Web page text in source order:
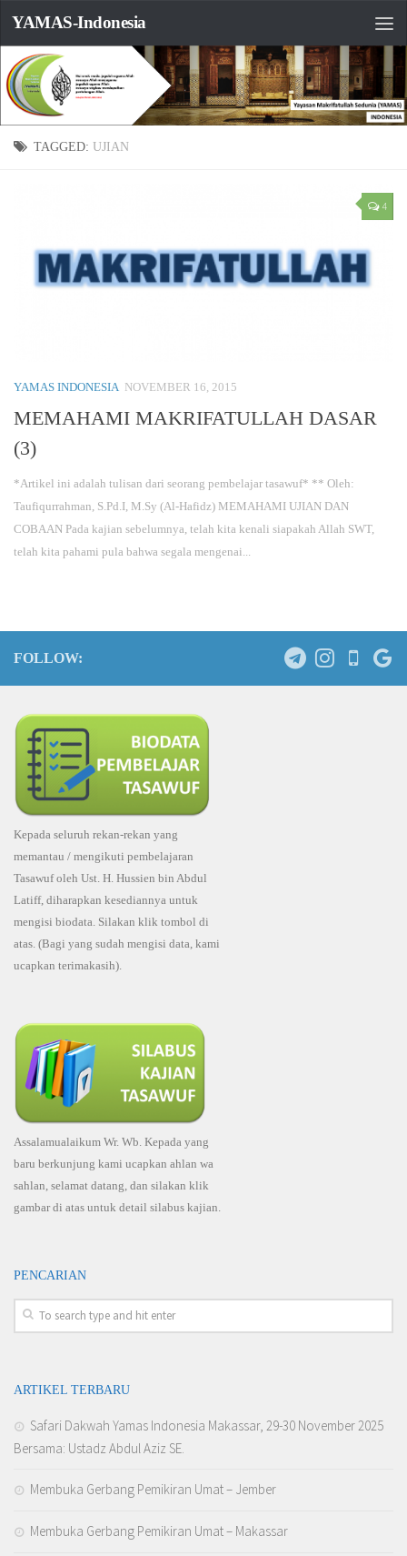
YAMAS-Indonesia
TAGGED: UJIAN
4
YAMAS INDONESIA NOVEMBER 16, 2015
MEMAHAMI MAKRIFATULLAH DASAR
(3)
*Artikel ini adalah tulisan dari seorang pembelajar tasawuf* ** Oleh:
Taufiqurrahman, S.Pd.I, M.Sy (Al-Hafidz) MEMAHAMI UJIAN DAN
COBAAN Pada kajian sebelumnya, telah kita kenali siapakah Allah SWT,
telah kita pahami pula bahwa segala mengenai...
FOLLOW:
Kepada seluruh rekan-rekan yang
memantau / mengikuti pembelajaran
Tasawuf oleh Ust. H. Hussien bin Abdul
Latiff, diharapkan kesediannya untuk
mengisi biodata. Silakan klik tombol di
atas. (Bagi yang sudah mengisi data, kami
ucapkan terimakasih).
Assalamualaikum Wr. Wb. Kepada yang
baru berkunjung kami ucapkan ahlan wa
sahlan, selamat datang, dan silakan klik
gambar di atas untuk detail silabus kajian.
PENCARIAN
ARTIKEL TERBARU
Safari Dakwah Yamas Indonesia Makassar, 29-30 November 2025
Bersama: Ustadz Abdul Aziz SE.
Membuka Gerbang Pemikiran Umat – Jember
Membuka Gerbang Pemikiran Umat – Makassar